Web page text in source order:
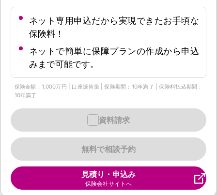
ネット専用申込だから実現できたお手頃な
保険料！
ネットで簡単に保障プランの作成から申込
みまで可能です。
保険金額：1,000万円 | 口座振替扱 | 保険期間：10年満了 | 保険料払込期間：
10年満了
無料で相談予約
資料請求
見積り・申込み
保険会社サイトへ